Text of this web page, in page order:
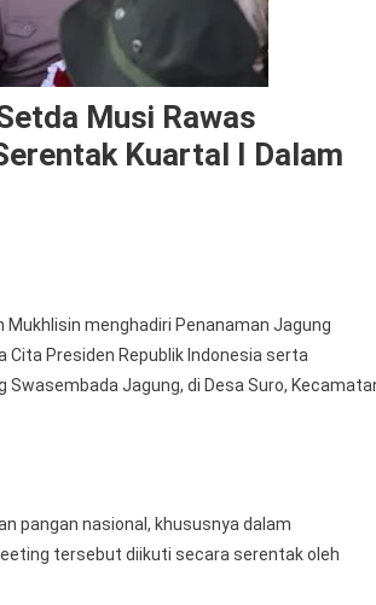
Musi Rawas
Kuartal I Dalam
menghadiri Penanaman Jagung
Cita Presiden Republik Indonesia serta
Jagung, di Desa Suro,
pangan nasional, khususnya dalam
tersebut diikuti secara serentak oleh